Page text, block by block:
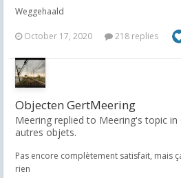
Weggehaald
October 17, 2020 218 replies
Objecten GertMeering
Meering replied to Meering's topic in
autres objets.
Pas encore complètement satisfait, mais
rien